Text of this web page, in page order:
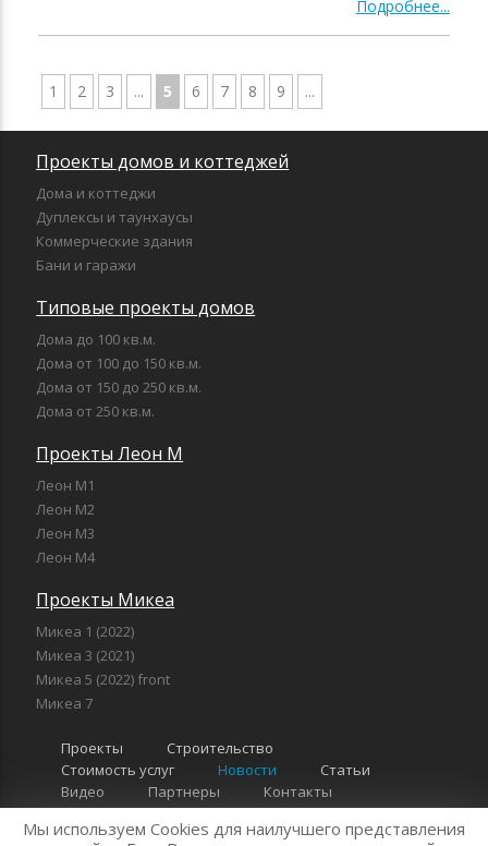
Подробнее...
1 2 3 ... 5 6 7 8 9 ...
Проекты домов и коттеджей
Дома и коттеджи
Дуплексы и таунхаусы
Коммерческие здания
Бани и гаражи
Типовые проекты домов
Дома до 100 кв.м.
Дома от 100 до 150 кв.м.
Дома от 150 до 250 кв.м.
Дома от 250 кв.м.
Проекты Леон М
Леон М1
Леон М2
Леон М3
Леон М4
Проекты Микеа
Микеа 1 (2022)
Микеа 3 (2021)
Микеа 5 (2022) front
Микеа 7
Проекты
Строительство
Стоимость услуг
Новости
Статьи
Видео
Партнеры Контакты
Мы используем Cookies для наилучшего представления